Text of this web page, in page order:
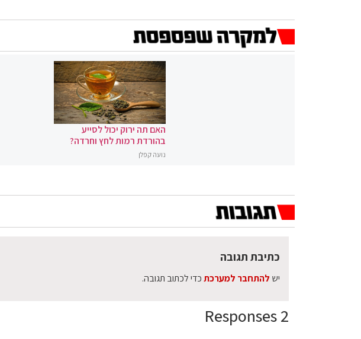
האם תה ירוק יכול לסייע
בהורדת רמות לחץ וחרדה?
נועה קפלן
2 Responses
כתיבת תגובה
יש להתחבר למערכתכדי לכתוב תגובה.